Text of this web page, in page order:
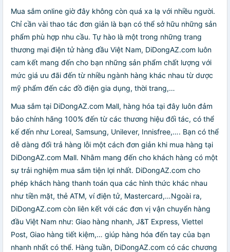
Mua sắm online giờ đây không còn quá xa lạ với nhiều người.
Chỉ cần vài thao tác đơn giản là bạn có thể sở hữu những sản
phẩm phù hợp nhu cầu. Tự hào là một trong những trang
thương mại điện tử hàng đầu Việt Nam, DiDongAZ.com luôn
cam kết mang đến cho bạn những sản phẩm chất lượng với
mức giá ưu đãi đến từ nhiều ngành hàng khác nhau từ dược
mỹ phẩm đến các đồ điện gia dụng, thời trang,…
Mua sắm tại DiDongAZ.com Mall, hàng hóa tại đây luôn đảm
bảo chính hãng 100% đến từ các thương hiệu đối tác, có thể
kế đến như Loreal, Samsung, Unilever, Innisfree,…. Bạn có thể
dễ dàng đổi trả hàng lỗi một cách đơn giản khi mua hàng tại
DiDongAZ.com Mall. Nhằm mang đến cho khách hàng có một
sự trải nghiệm mua sắm tiện lợi nhất. DiDongAZ.com cho
phép khách hàng thanh toán qua các hình thức khác nhau
như tiền mặt, thẻ ATM, ví điện tử, Mastercard,…Ngoài ra,
DiDongAZ.com còn liên kết với các đơn vị vận chuyển hàng
đầu Việt Nam như: Giao hàng nhanh, J&T Express, Viettel
Post, Giao hàng tiết kiệm,… giúp hàng hóa đến tay của bạn
nhanh nhất có thể. Hàng tuần, DiDongAZ.com có các chương